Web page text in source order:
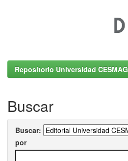
Repositorio Universidad CESMAG
Buscar
Buscar:
por